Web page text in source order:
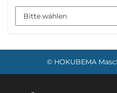
© HOKUBEMA